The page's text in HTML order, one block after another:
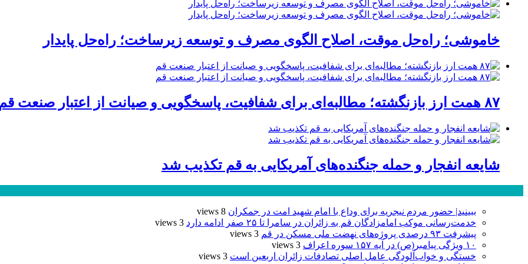
خاموشی؛ راه‌حل موقت، اصلاح الگوی مصرف و توسعه زیرساخت؛ راه‌حل پایدار
۸۷ همت ارز بازنگشته؛ مطالبه‌ای برای شفافیت، پاسخگویی و صیانت از اعتبار صنعت قم
شایعه انفجار و حمله جنگنده‌های آمریکایی به قم تکذیب شد
ببینید| حضور مردم نیجریه برای وداع با امام شهید امت در جمکران 8 views
خدمت‌رسانی موکب امامزادگان قم به زائران در سامرا تا ۲۵ صفر ادامه دارد
3 views
پیشرفت ۹۳ درصدی پروژه‌های نهضت ملی مسکن در قم
3 views
۱۰ ویژگی پیامبر(ص) در آیه ۱۵۷ سوره اعراف
3 views
خستگی و خواب‌آلودگی عامل اصلی تصادفات زائران اربعین است 3 views